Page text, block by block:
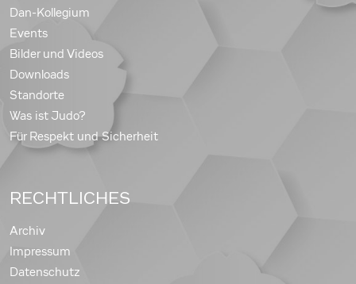
Dan-Kollegium
Events
Bilder und Videos
Downloads
Standorte
Was ist Judo?
Für Respekt und Sicherheit
RECHTLICHES
Archiv
Impressum
Datenschutz